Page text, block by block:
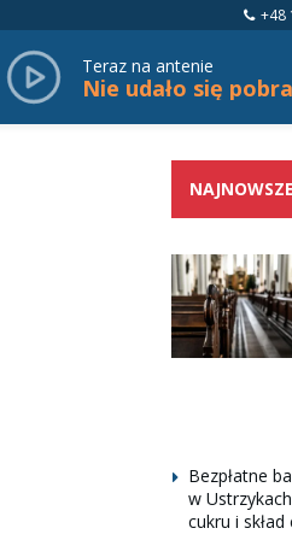
+48
Teraz na antenie
NAJNOWSZE
Bezpłatne
w
cukru i skład